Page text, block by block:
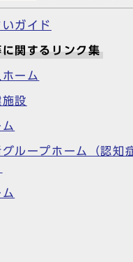
ガイド
関するリンク集
ーム
設
ループホーム（認知